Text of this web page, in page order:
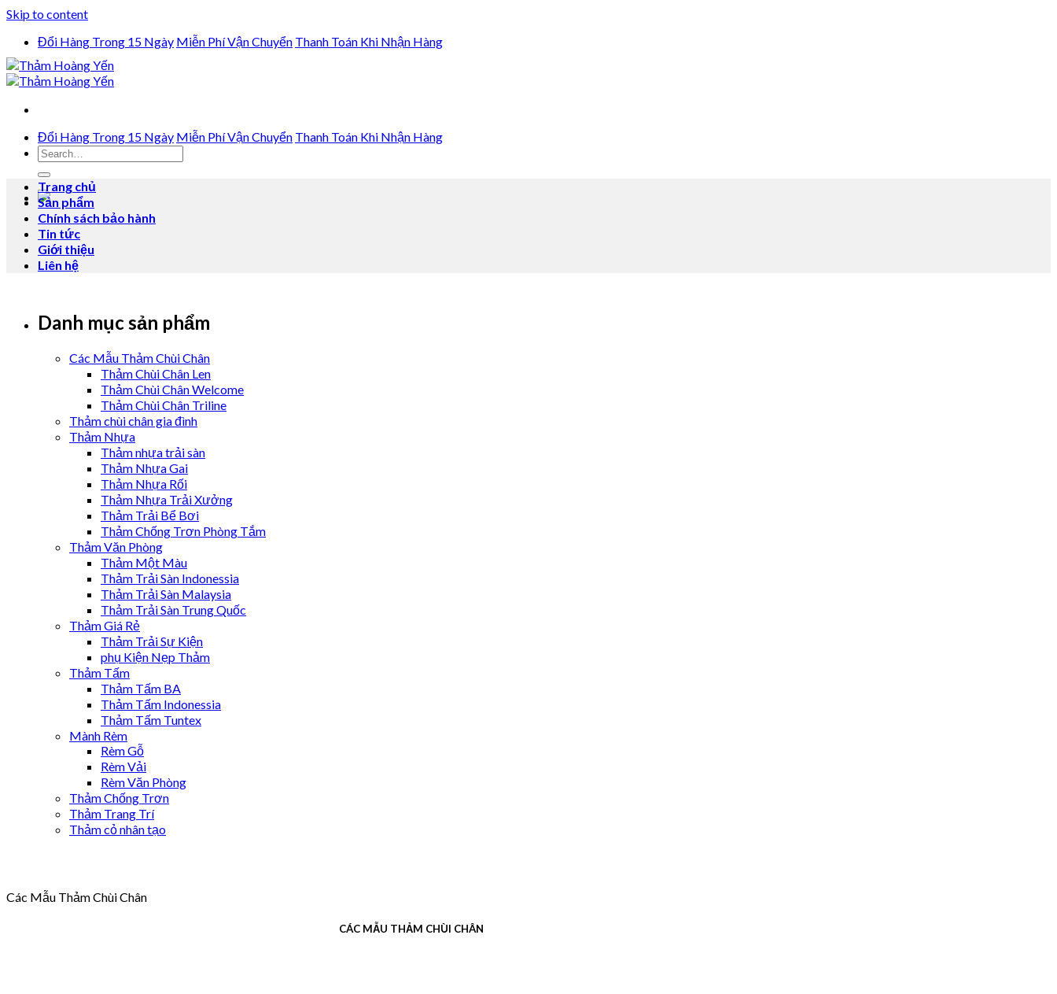
Skip to content
Đổi Hàng Trong 15 Ngày Miễn Phí Vận Chuyển Thanh Toán Khi Nhận Hàng
Đổi Hàng Trong 15 Ngày Miễn Phí Vận Chuyển Thanh Toán Khi Nhận Hàng
Trang chủ
Sản phẩm
Chính sách bảo hành
Tin tức
Giới thiệu
Liên hệ
Danh mục sản phẩm
Các Mẫu Thảm Chùi Chân
Thảm Chùi Chân Len
Thảm Chùi Chân Welcome
Thảm Chùi Chân Triline
Thảm chùi chân gia đình
Thảm Nhựa
Thảm nhựa trải sàn
Thảm Nhựa Gai
Thảm Nhựa Rối
Thảm Nhựa Trải Xưởng
Thảm Trải Bể Bơi
Thảm Chống Trơn Phòng Tắm
Thảm Văn Phòng
Thảm Một Màu
Thảm Trải Sàn Indonessia
Thảm Trải Sàn Malaysia
Thảm Trải Sàn Trung Quốc
Thảm Giá Rẻ
Thảm Trải Sự Kiện
phụ Kiện Nẹp Thảm
Thảm Tấm
Thảm Tấm BA
Thảm Tấm Indonessia
Thảm Tấm Tuntex
Mành Rèm
Rèm Gỗ
Rèm Vải
Rèm Văn Phòng
Thảm Chống Trơn
Thảm Trang Trí
Thảm cỏ nhân tạo
Các Mẫu Thảm Chùi Chân
CÁC MẪU THẢM CHÙI CHÂN